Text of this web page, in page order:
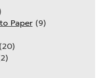
Paper (9)
(20)